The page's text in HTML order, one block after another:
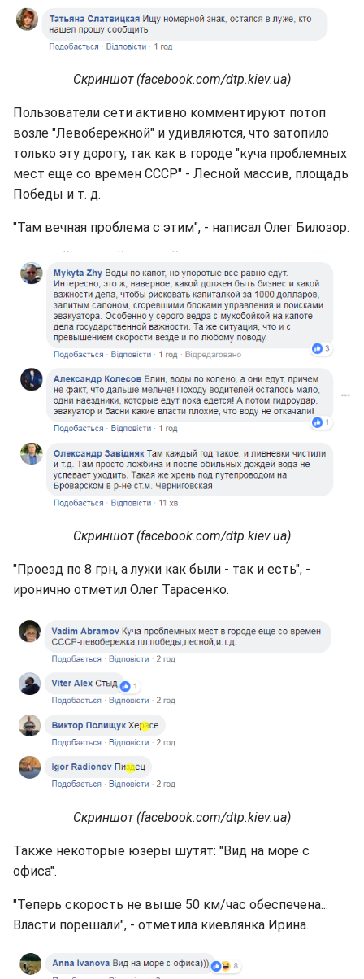
Скриншот (facebook.com/dtp.kiev.ua)
Пользователи сети активно комментируют потоп
возле "Левобережной" и удивляются, что затопило
только эту дорогу, так как в городе "куча проблемных
мест еще со времен СССР" - Лесной массив, площадь
Победы и т. д.
"Там вечная проблема с этим", - написал Олег Билозор.
Скриншот (facebook.com/dtp.kiev.ua)
"Проезд по 8 грн, а лужи как были - так и есть", -
иронично отметил Олег Тарасенко.
Скриншот (facebook.com/dtp.kiev.ua)
Также некоторые юзеры шутят: "Вид на море с
офиса".
"Теперь скорость не выше 50 км/час обеспечена...
Власти порешали", - отметила киевлянка Ирина.